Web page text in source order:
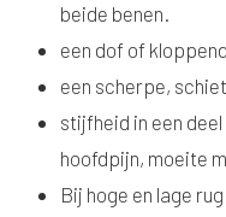
beide benen.
een dof of
een scherpe,
stijfheid in een
hoofdpijn, moeite
Bij hoge en lage